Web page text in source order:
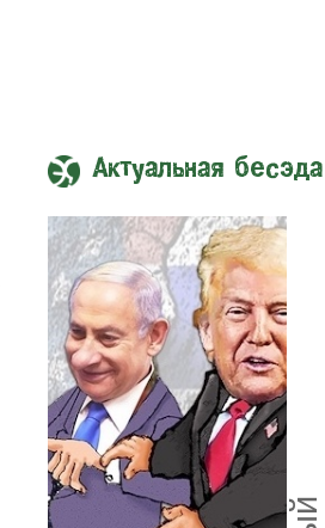
Актуальная бесэда